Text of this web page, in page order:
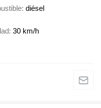
diésel
30 km/h